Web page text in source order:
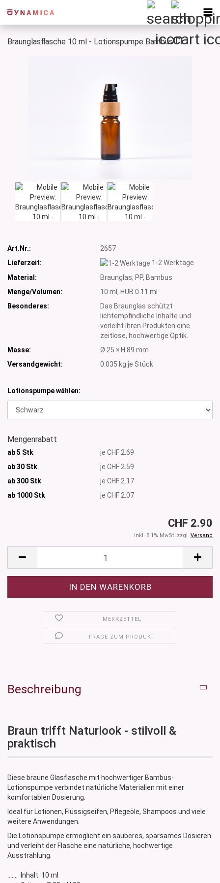
Braunglasflasche 10 ml - Lotionspumpe Bambus
Art.Nr.:
2657
Lieferzeit:
1-2 Werktage
Material:
Braunglas, PP, Bambus
Menge/Volumen:
10 ml, HUB 0.11 ml
Besonderes:
Das Braunglas schützt
lichtempfindliche Inhalte und
verleiht Ihren Produkten eine
zeitlose, hochwertige Optik.
Masse:
Ø 25 × H 89 mm
Versandgewicht:
0.035 kg je Stück
Lotionspumpe wählen:
Mengenrabatt
ab 5 Stk
je CHF 2.69
ab 30 Stk
je CHF 2.59
ab 300 Stk
je CHF 2.17
ab 1000 Stk je CHF 2.07
CHF 2.90
inkl. 8.1% MwSt. zzgl. Versand
MERKZETTEL
FRAGE ZUM PRODUKT
Beschreibung
Braun trifft Naturlook - stilvoll &
praktisch
Diese braune Glasflasche mit hochwertiger Bambus-
Lotionspumpe verbindet natürliche Materialien mit einer
komfortablen Dosierung.
Ideal für Lotionen, Flüssigseifen, Pflegeöle, Shampoos und viele
weitere Anwendungen.
Die Lotionspumpe ermöglicht ein sauberes, sparsames Dosieren
und verleiht der Flasche eine natürliche, hochwertige
Ausstrahlung.
....... Inhalt: 10 ml